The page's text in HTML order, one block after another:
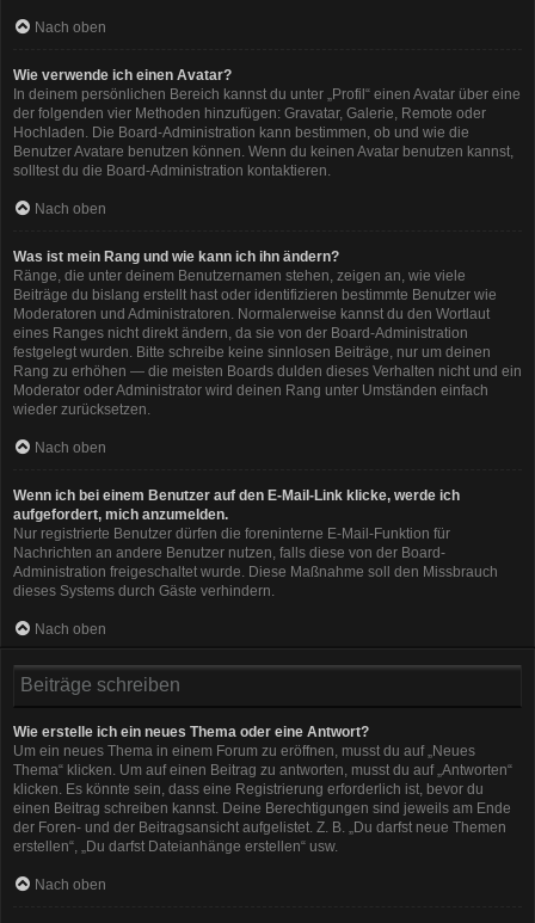
Nach oben
Wie verwende ich einen Avatar?
In deinem persönlichen Bereich kannst du unter „Profil“ einen Avatar über eine
der folgenden vier Methoden hinzufügen: Gravatar, Galerie, Remote oder
Hochladen. Die Board-Administration kann bestimmen, ob und wie die
Benutzer Avatare benutzen können. Wenn du keinen Avatar benutzen kannst,
solltest du die Board-Administration kontaktieren.
Nach oben
Was ist mein Rang und wie kann ich ihn ändern?
Ränge, die unter deinem Benutzernamen stehen, zeigen an, wie viele
Beiträge du bislang erstellt hast oder identifizieren bestimmte Benutzer wie
Moderatoren und Administratoren. Normalerweise kannst du den Wortlaut
eines Ranges nicht direkt ändern, da sie von der Board-Administration
festgelegt wurden. Bitte schreibe keine sinnlosen Beiträge, nur um deinen
Rang zu erhöhen — die meisten Boards dulden dieses Verhalten nicht und ein
Moderator oder Administrator wird deinen Rang unter Umständen einfach
wieder zurücksetzen.
Nach oben
Wenn ich bei einem Benutzer auf den E-Mail-Link klicke, werde ich
aufgefordert, mich anzumelden.
Nur registrierte Benutzer dürfen die foreninterne E-Mail-Funktion für
Nachrichten an andere Benutzer nutzen, falls diese von der Board-
Administration freigeschaltet wurde. Diese Maßnahme soll den Missbrauch
dieses Systems durch Gäste verhindern.
Nach oben
Beiträge schreiben
Wie erstelle ich ein neues Thema oder eine Antwort?
Um ein neues Thema in einem Forum zu eröffnen, musst du auf „Neues
Thema“ klicken. Um auf einen Beitrag zu antworten, musst du auf „Antworten“
klicken. Es könnte sein, dass eine Registrierung erforderlich ist, bevor du
einen Beitrag schreiben kannst. Deine Berechtigungen sind jeweils am Ende
der Foren- und der Beitragsansicht aufgelistet. Z. B. „Du darfst neue Themen
erstellen“, „Du darfst Dateianhänge erstellen“ usw.
Nach oben